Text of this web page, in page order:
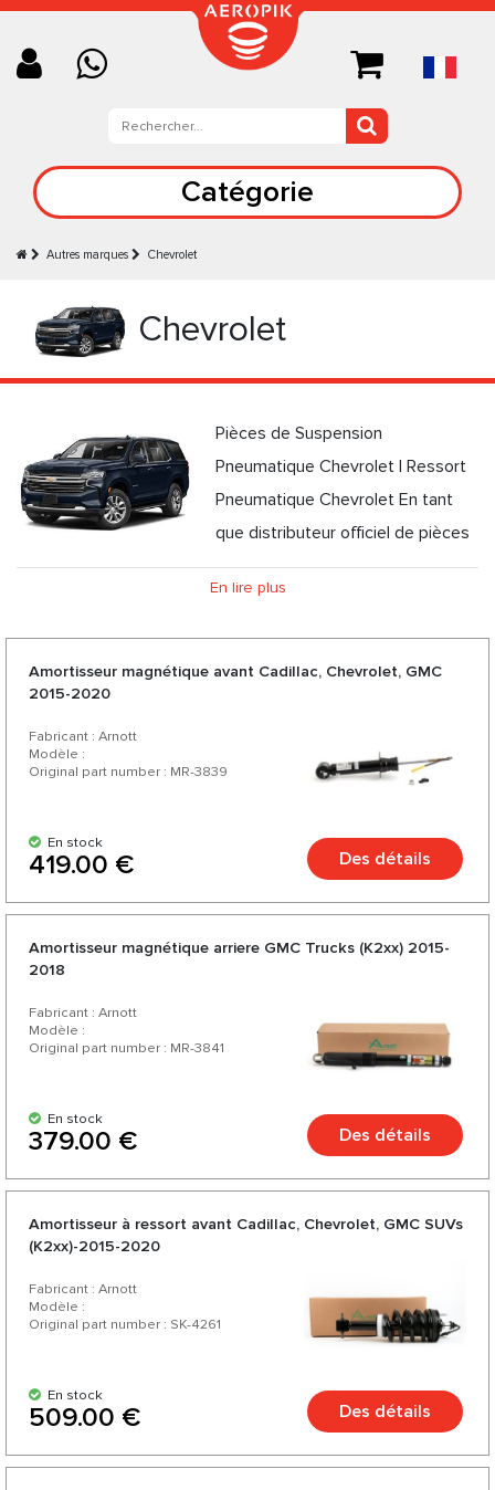
Catégorie
Autres marques Chevrolet
Chevrolet
Pièces de Suspension
Pneumatique Chevrolet | Ressort
Pneumatique Chevrolet En tant
que distributeur officiel de pièces
de suspension pneumatique, nous vous proposons ressort
pneumatique, compresseur , amortisseurs pour Chevrolet à
des prix compétitifs et la possibilité de livraison express. En
nous choisissant, vous choisissez des pièces de qualité pour
votre Chevrolet auprès de fabricants allemands et
américains de confiance. Profitez d'un excellent rapport
qualité-prix, d'une large gamme et d'une variété de plus de
En lire plus
Amortisseur magnétique avant Cadillac, Chevrolet, GMC
2015-2020
Fabricant : Arnott
Modèle :
Original part number : MR-3839
En stock
419.00 € Des détails
Amortisseur magnétique arriere GMC Trucks (K2xx) 2015-
2018
Fabricant : Arnott
Modèle :
Original part number : MR-3841
En stock
379.00 € Des détails
Amortisseur à ressort avant Cadillac, Chevrolet, GMC SUVs
(K2xx)-2015-2020
Fabricant : Arnott
Modèle :
Original part number : SK-4261
En stock
509.00 € Des détails